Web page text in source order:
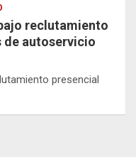
reclutamiento
de autoservicio
presencial